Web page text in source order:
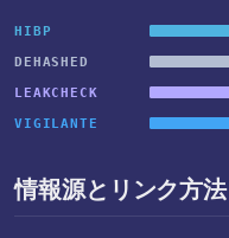
HIBP
DEHASHED
LEAKCHECK
VIGILANTE
情報源とリンク方法